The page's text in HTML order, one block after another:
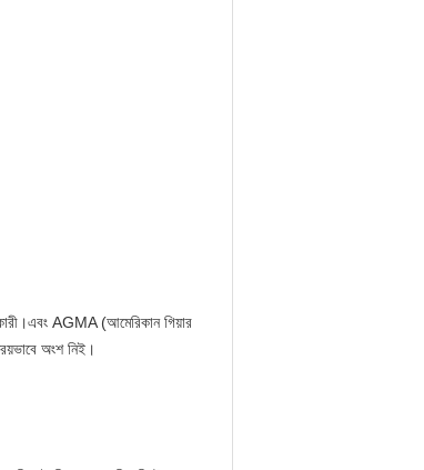
AGMA (আমেরিকান গিয়ার
অংশ নিই।